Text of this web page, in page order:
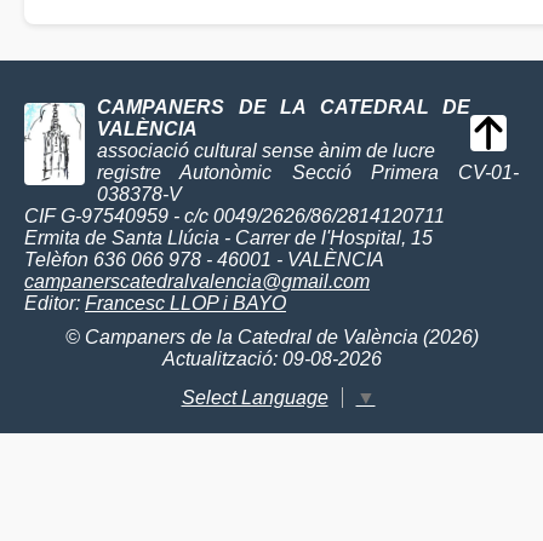
CAMPANERS DE LA CATEDRAL DE
VALÈNCIA
associació cultural sense ànim de lucre
registre Autonòmic Secció Primera CV-01-
038378-V
CIF G-97540959 - c/c 0049/2626/86/2814120711
Ermita de Santa Llúcia - Carrer de l'Hospital, 15
Telèfon 636 066 978 - 46001 - VALÈNCIA
campanerscatedralvalencia@gmail.com
Editor: Francesc LLOP i BAYO
© Campaners de la Catedral de València (2026)
Actualització: 09-08-2026
Select Language
▼